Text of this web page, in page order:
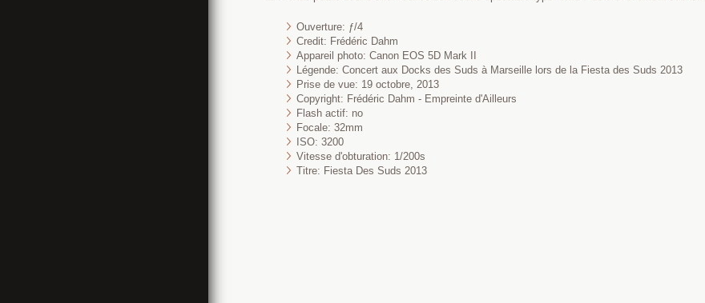
Ouverture: ƒ/4
Credit: Frédéric Dahm
Appareil photo: Canon EOS 5D Mark II
Légende: Concert aux Docks des Suds à Marseille lors de la Fiesta des Suds 2013
Prise de vue: 19 octobre, 2013
Copyright: Frédéric Dahm - Empreinte d'Ailleurs
Flash actif: no
Focale: 32mm
ISO: 3200
Vitesse d'obturation: 1/200s
Titre: Fiesta Des Suds 2013